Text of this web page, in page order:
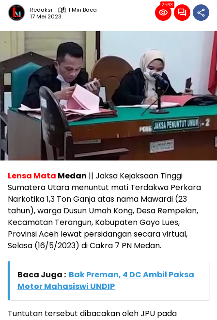
Redaksi
1 Min Baca
17 Mei 2023
2563
Lensa Mata Medan || Jaksa Kejaksaan Tinggi
Sumatera Utara menuntut mati Terdakwa Perkara
Narkotika 1,3 Ton Ganja atas nama Mawardi (23
tahun), warga Dusun Umah Kong, Desa Rempelan,
Kecamatan Terangun, Kabupaten Gayo Lues,
Provinsi Aceh lewat persidangan secara virtual,
Selasa (16/5/2023) di Cakra 7 PN Medan.
Baca Juga : Bak Preman, 4 DC Ambil Paksa
Motor Mahasiswi UNDIP
Tuntutan tersebut dibacakan oleh JPU pada